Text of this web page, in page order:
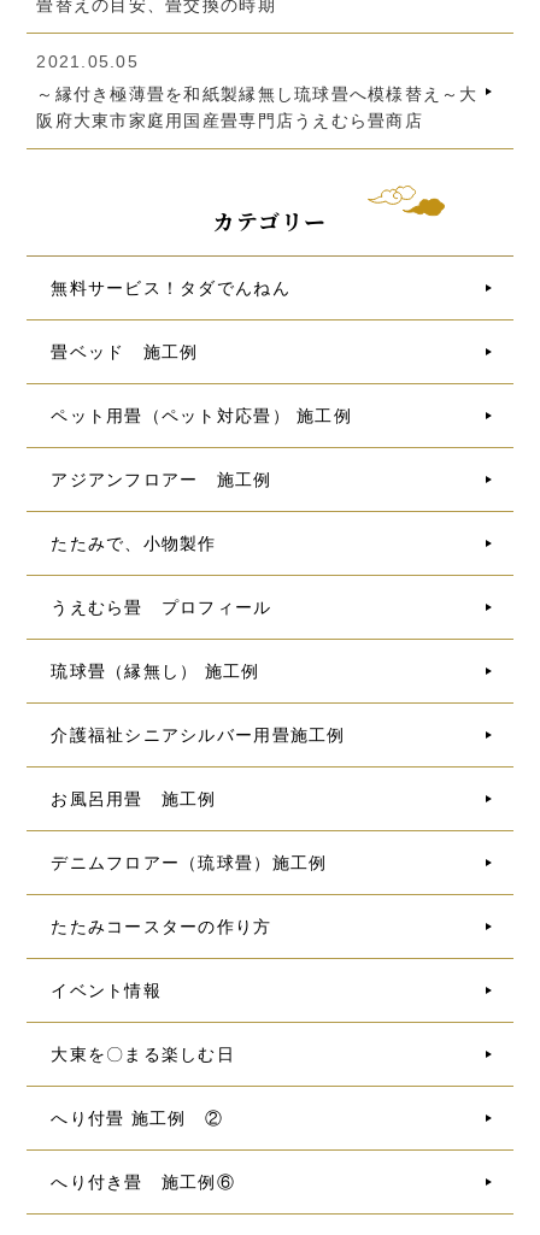
畳替えの目安、畳交換の時期
2021.05.05
～縁付き極薄畳を和紙製縁無し琉球畳へ模様替え～大
阪府大東市家庭用国産畳専門店うえむら畳商店
カテゴリー
無料サービス！タダでんねん
畳ベッド 施工例
ペット用畳（ペット対応畳） 施工例
アジアンフロアー 施工例
たたみで、小物製作
うえむら畳 プロフィール
琉球畳（縁無し） 施工例
介護福祉シニアシルバー用畳施工例
お風呂用畳 施工例
デニムフロアー（琉球畳）施工例
たたみコースターの作り方
イベント情報
大東を〇まる楽しむ日
へり付畳 施工例 ②
へり付き畳 施工例⑥